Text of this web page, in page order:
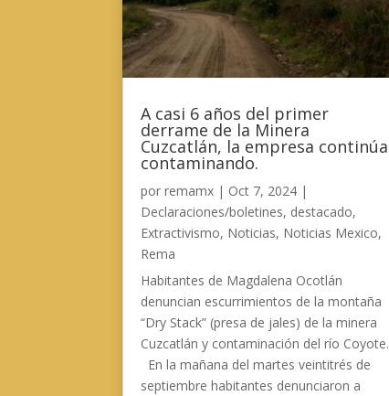
A casi 6 años del primer
derrame de la Minera
Cuzcatlán, la empresa continúa
contaminando.
porremamx | Oct 7, 2024 |
Declaraciones/boletines, destacado,
Extractivismo, Noticias, Noticias Mexico,
Rema
Habitantes de Magdalena Ocotlán
denuncian escurrimientos de la montaña
“Dry Stack” (presa de jales) de la minera
Cuzcatlán y contaminación del río Coyote.
En la mañana del martes veintitrés de
septiembre habitantes denunciaron a